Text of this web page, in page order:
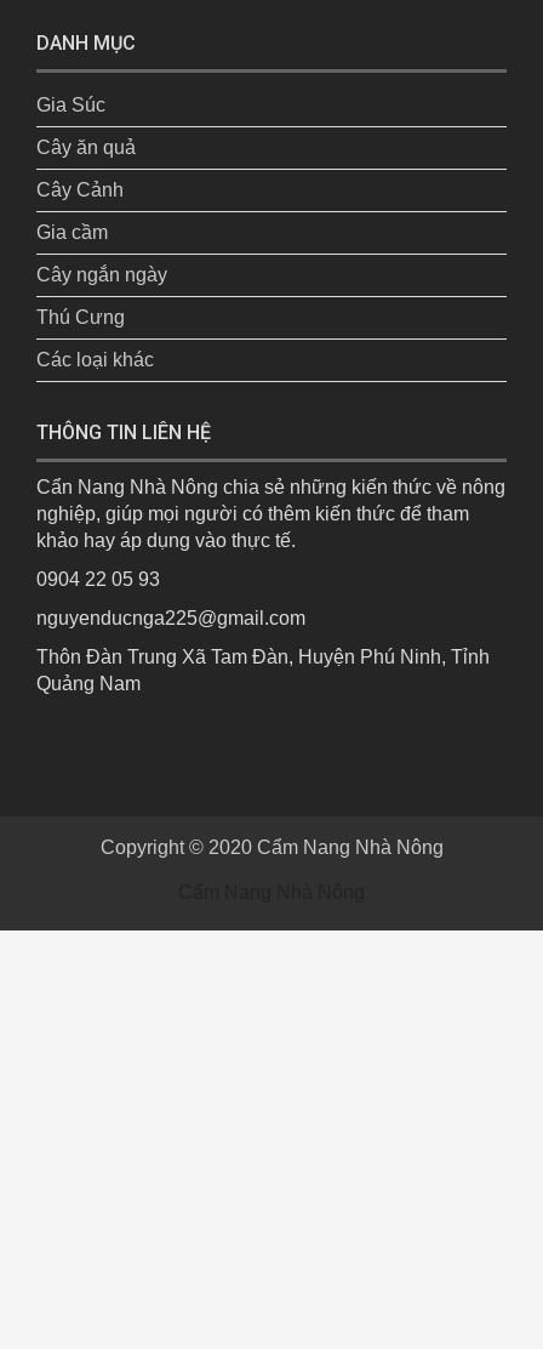
DANH MỤC
Gia Súc
Cây ăn quả
Cây Cảnh
Gia cầm
Cây ngắn ngày
Thú Cưng
Các loại khác
THÔNG TIN LIÊN HỆ
Cẩn Nang Nhà Nông chia sẻ những kiến thức về nông
nghiệp, giúp mọi người có thêm kiến thức để tham
khảo hay áp dụng vào thực tế.
0904 22 05 93
nguyenducnga225@gmail.com
Thôn Đàn Trung Xã Tam Đàn, Huyện Phú Ninh, Tỉnh
Quảng Nam
Copyright © 2020 Cẩm Nang Nhà Nông